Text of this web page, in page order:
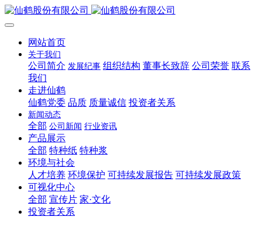
网站首页
关于我们
公司简介 发展纪事 组织结构 董事长致辞 公司荣誉 联系
我们
走进仙鹤
仙鹤党委 品质 质量诚信 投资者关系
新闻动态
全部 公司新闻 行业资讯
产品展示
全部 特种纸 特种浆
环境与社会
人才培养 环境保护 可持续发展报告 可持续发展政策
可视化中心
全部 宣传片 家·文化
投资者关系